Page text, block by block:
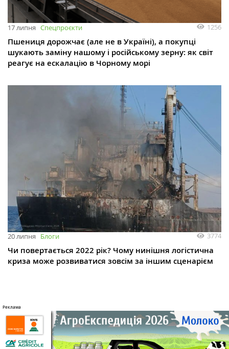
17 липня Спецпроєкти 1256
Пшениця дорожчає (але не в Україні), а покупці
шукають заміну нашому і російському зерну: як світ
реагує на ескалацію в Чорному морі
20 липня Блоги 3774
Чи повертається 2022 рік? Чому нинішня логістична
криза може розвиватися зовсім за іншим сценарієм